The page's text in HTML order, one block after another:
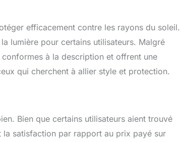
efficacement contre les rayons du soleil.
lumière pour certains utilisateurs. Malgré
à la description et offrent une
qui cherchent à allier style et protection.
Bien que certains utilisateurs aient trouvé
satisfaction par rapport au prix payé sur